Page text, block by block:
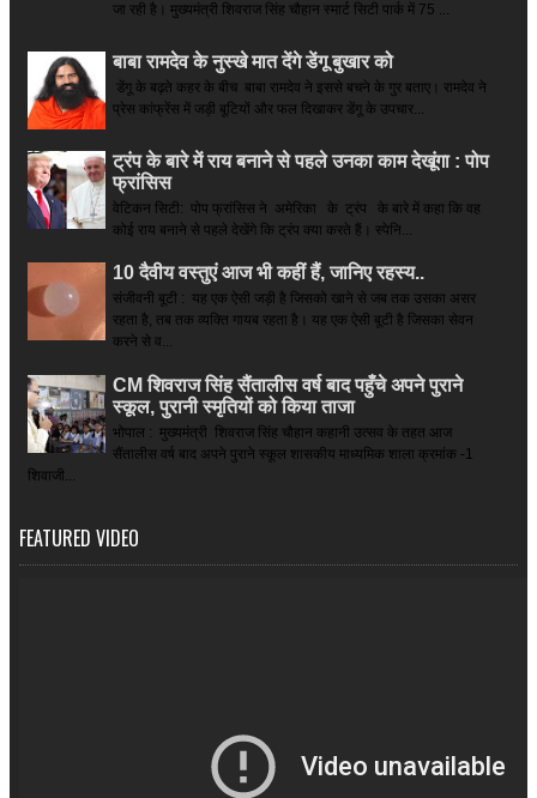
जा रही है। मुख्यमंत्री शिवराज सिंह चौहान स्मार्ट सिटी पार्क में 75 ...
बाबा रामदेव के नुस्खे मात देंगे डेंगू बुखार को
डेंगू के बढ़ते कहर के बीच बाबा रामदेव ने इससे बचने के गुर बताए। रामदेव ने
प्रेस कांफ्रेंस में जड़ी बूटियों और फल दिखाकर डेंगू के उपचार...
ट्रंप के बारे में राय बनाने से पहले उनका काम देखूंगा : पोप
फ्रांसिस
वेटिकन सिटी: पोप फ्रांसिस ने अमेरिका के ट्रंप के बारे में कहा कि वह
कोई राय बनाने से पहले देखेंगे कि ट्रंप क्या करते हैं। स्पेनि...
10 दैवीय वस्तुएं आज भी कहीं हैं, जानिए रहस्य..
संजीवनी बूटी : यह एक ऐसी जड़ी है जिसको खाने से जब तक उसका असर
रहता है, तब तक व्यक्ति गायब रहता है। यह एक ऐसी बूटी है जिसका सेवन
करने से व...
CM शिवराज सिंह सैंतालीस वर्ष बाद पहुँचे अपने पुराने
स्कूल, पुरानी स्मृतियों को किया ताजा
भोपाल : मुख्यमंत्री शिवराज सिंह चौहान कहानी उत्सव के तहत आज
सैंतालीस वर्ष बाद अपने पुराने स्कूल शासकीय माध्यमिक शाला क्रमांक -1
शिवाजी...
FEATURED VIDEO